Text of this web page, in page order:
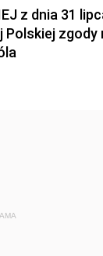
z dnia 31